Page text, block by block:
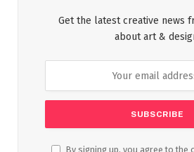
Get the latest creative news
about art &
By signing up, you agree to the